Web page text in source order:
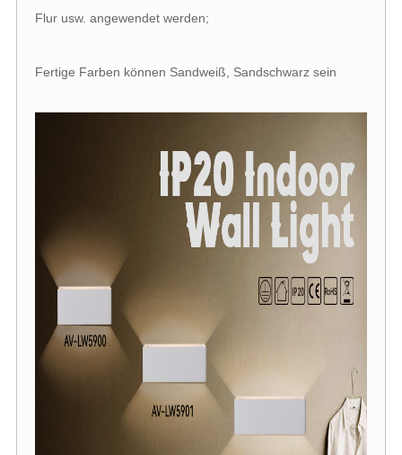
Flur usw. angewendet werden;
Fertige Farben können Sandweiß, Sandschwarz sein